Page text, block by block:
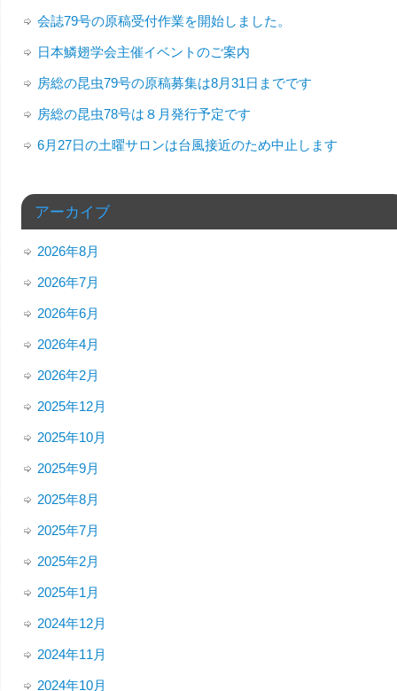
会誌79号の原稿受付作業を開始しました。
日本鱗翅学会主催イベントのご案内
房総の昆虫79号の原稿募集は8月31日までです
房総の昆虫78号は８月発行予定です
6月27日の土曜サロンは台風接近のため中止します
アーカイブ
2026年8月
2026年7月
2026年6月
2026年4月
2026年2月
2025年12月
2025年10月
2025年9月
2025年8月
2025年7月
2025年2月
2025年1月
2024年12月
2024年11月
2024年10月